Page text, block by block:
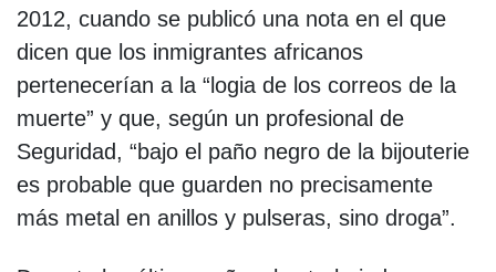
2012, cuando se publicó una nota en el que
dicen que los inmigrantes africanos
pertenecerían a la “logia de los correos de la
muerte” y que, según un profesional de
Seguridad, “bajo el paño negro de la bijouterie
es probable que guarden no precisamente
más metal en anillos y pulseras, sino droga”.